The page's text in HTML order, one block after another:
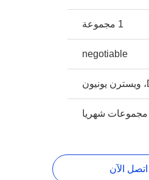
1 مجموعة
negotiable
اتصل الآن